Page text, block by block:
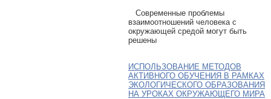
Современные проблемы
взаимоотношений человека с
окружающей средой могут быть
решены
ИСПОЛЬЗОВАНИЕ МЕТОДОВ
АКТИВНОГО ОБУЧЕНИЯ В РАМКАХ
ЭКОЛОГИЧЕСКОГО ОБРАЗОВАНИЯ
НА УРОКАХ ОКРУЖАЮЩЕГО МИРА